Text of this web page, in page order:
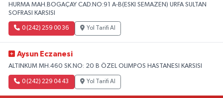
HURMA MAH.BOGAÇAY CAD.NO:91 A-B(ESKI SEMAZEN) URFA SULTAN
SOFRASI KARSISI
0 (242) 259 00 36 Yol Tarifi Al
Aysun Eczanesi
ALTINKUM MH.460 SK.NO: 20 B ÖZEL OLIMPOS HASTANESI KARSISI
0 (242) 229 04 43 Yol Tarifi Al